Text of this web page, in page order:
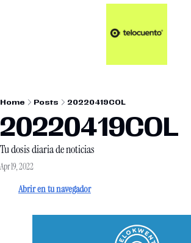
Artículos 📑
Plus 💎
Home Posts 20220419COL
20220419COL
Tu dosis diaria de noticias
Apr 19, 2022
Abrir en tu navegador